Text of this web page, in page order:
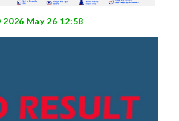
2026 May 26 12:58